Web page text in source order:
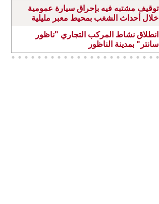
توقيف مشتبه فيه بإحراق سيارة عمومية
خلال أحداث الشغب بمحيط معبر مليلية
انطلاق نشاط المركب التجاري "ناظور
سانتر" بمدينة الناظور